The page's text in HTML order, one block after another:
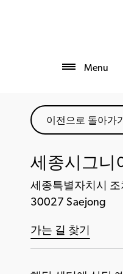
Menu
이전으로 돌아가
세종시그니
세종특별자치시
30027 Saejong
가는 길 찾기